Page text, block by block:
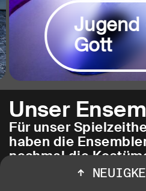
Jugend
Gott
Unser
Für unser
haben die
nochmal die
Lieblingsrollen in
↑